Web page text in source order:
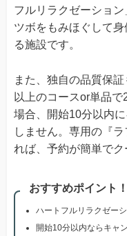
フルリラクゼーショ
ツボをもみほぐして
る施設です。
また、独自の品質保
以上のコースor単品
場合、開始10分以内
しません。専用の『
れば、予約が簡単でク
おすすめポイント！
ハートフルリラクゼー
開始10分以内ならキャ